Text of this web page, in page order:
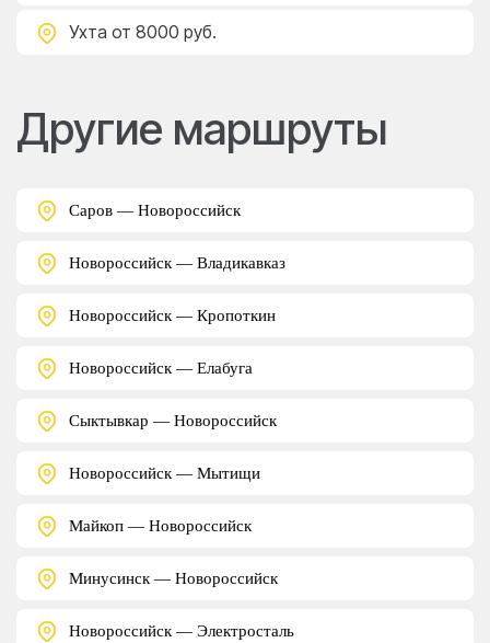
Ухта от 8000 руб.
Другие маршруты
Саров — Новороссийск
Новороссийск — Владикавказ
Новороссийск — Кропоткин
Новороссийск — Елабуга
Сыктывкар — Новороссийск
Новороссийск — Мытищи
Майкоп — Новороссийск
Минусинск — Новороссийск
Новороссийск — Электросталь